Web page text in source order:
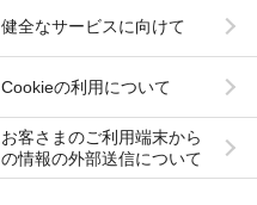
健全なサービスに向けて
Cookieの利用について
お客さまのご利用端末から
の情報の外部送信について